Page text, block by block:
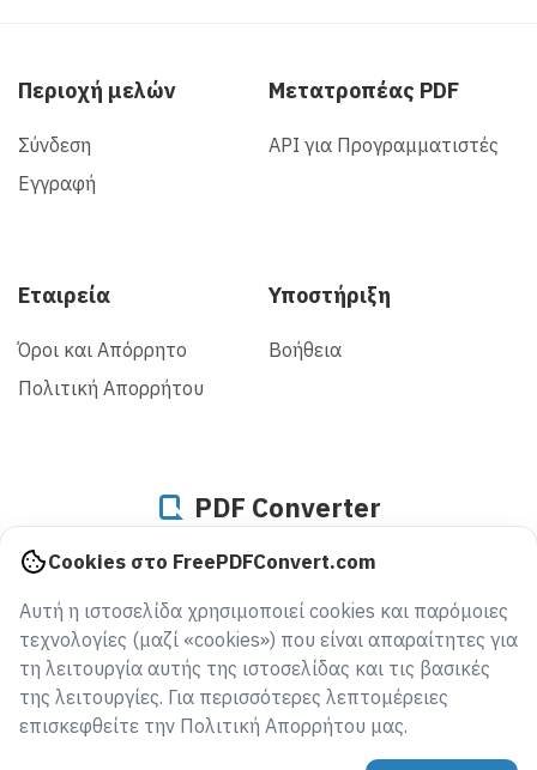
Περιοχή μελών
Σύνδεση
Εγγραφή
Μετατροπέας PDF
API για Προγραμματιστές
Εταιρεία
Όροι και Απόρρητο
Πολιτική Απορρήτου
Υποστήριξη
Βοήθεια
PDF Converter
αρχεία μετατράπηκαν από το 2005
Cookies στο FreePDFConvert.com
Αυτή η ιστοσελίδα χρησιμοποιεί cookies και παρόμοιες
τεχνολογίες (μαζί «cookies») που είναι απαραίτητες για
τη λειτουργία αυτής της ιστοσελίδας και τις βασικές
της λειτουργίες. Για περισσότερες λεπτομέρειες
επισκεφθείτε την Πολιτική Απορρήτου μας.